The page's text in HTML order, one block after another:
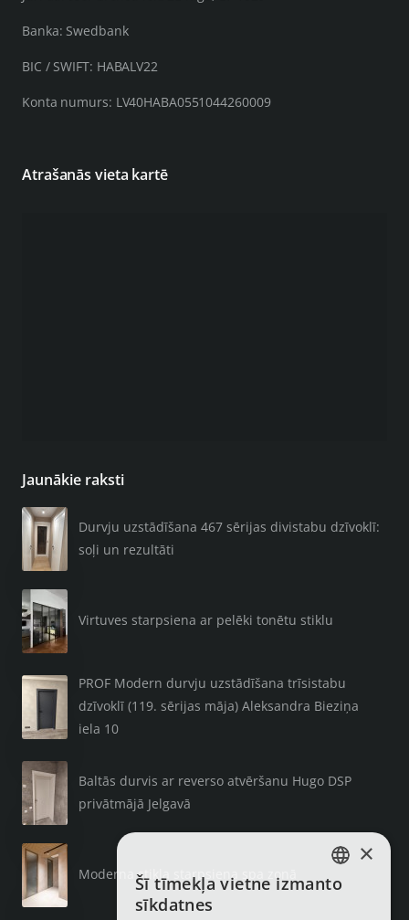
Banka: Swedbank
BIC / SWIFT: HABALV22
Konta numurs: LV40HABA0551044260009
Atrašanās vieta kartē
Jaunākie raksti
Durvju uzstādīšana 467 sērijas divistabu dzīvoklī:
soļi un rezultāti
Virtuves starpsiena ar pelēki tonētu stiklu
PROF Modern durvju uzstādīšana trīsistabu
dzīvoklī (119. sērijas māja) Aleksandra Bieziņa
iela 10
Baltās durvis ar reverso atvēršanu Hugo DSP
privātmājā Jelgavā
Moderna stikla starpsiena spa zonā
LATVIAN
×
Šī tīmekļa vietne izmanto
sīkdatnes